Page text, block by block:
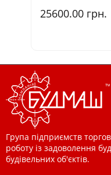
25600.00 грн.
Група підприємств
роботу із задоволення
будівельних об'єктів.